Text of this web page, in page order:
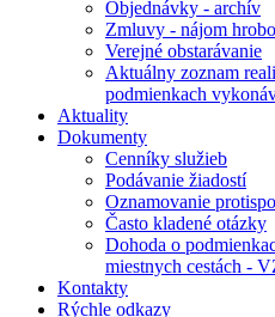
Objednávky - archív
Zmluvy - nájom
Verejné obstarávanie
Aktuálny zoznam
podmienkach
Aktuality
Dokumenty
Cenníky služieb
Podávanie žiadostí
Oznamovanie
Často kladené otázky
Dohoda o
miestnych cestách -
Kontakty
Rýchle odkazy